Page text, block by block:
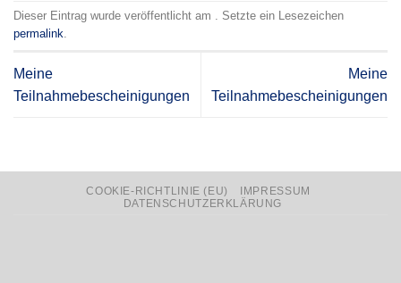
Dieser Eintrag wurde veröffentlicht am . Setzte ein Lesezeichen
permalink.
Meine
Teilnahmebescheinigungen
Meine
Teilnahmebescheinigungen
COOKIE-RICHTLINIE (EU)
IMPRESSUM
DATENSCHUTZERKLÄRUNG